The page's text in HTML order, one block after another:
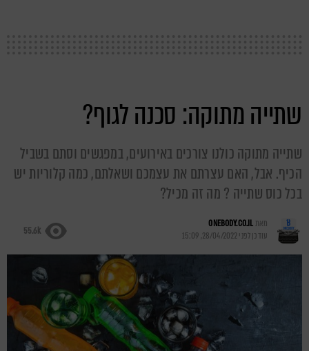
שתייה מתוקה: סכנה לגוף?
שתייה מתוקה כולנו צורכים באירועים, במפגשים וסתם בשביל
הכיף. אבל, האם עצרתם את עצמכם ושאלתם, כמה קלוריות יש
בכל כוס שתייה ? מה זה מכיל?
מאתONEBODY.CO.IL
עודכן לפני28/04/2022, 15:09
55.6k